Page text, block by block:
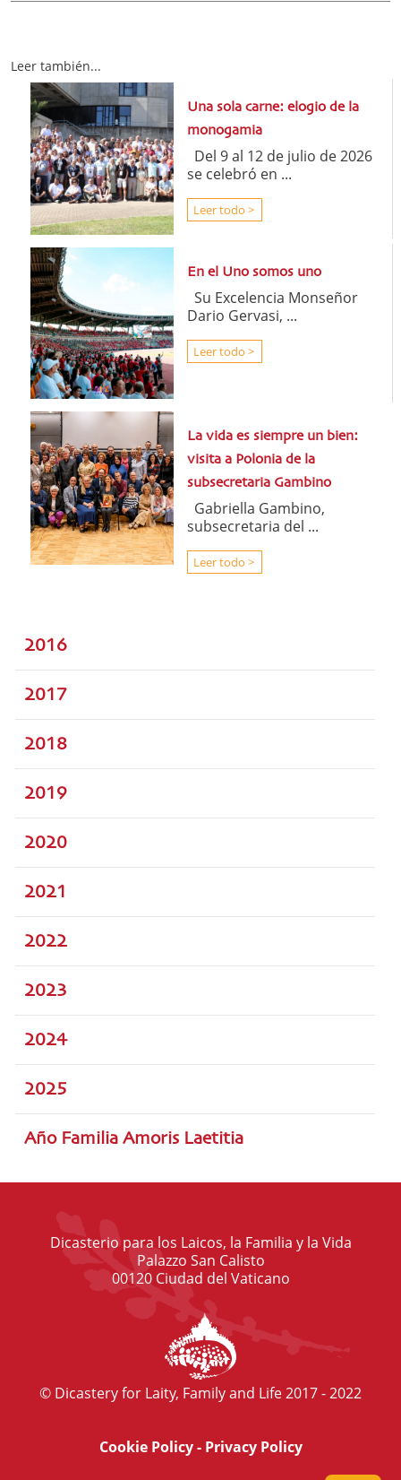
Leer también...
Una sola carne: elogio de la
monogamia
Del 9 al 12 de julio de 2026
se celebró en ...
Leer todo >
En el Uno somos uno
Su Excelencia Monseñor
Dario Gervasi, ...
Leer todo >
La vida es siempre un bien:
visita a Polonia de la
subsecretaria Gambino
Gabriella Gambino,
subsecretaria del ...
Leer todo >
2016
2017
2018
2019
2020
2021
2022
2023
2024
2025
Año Familia Amoris Laetitia
Dicasterio para los Laicos, la Familia y la Vida
Palazzo San Calisto
00120 Ciudad del Vaticano
© Dicastery for Laity, Family and Life 2017 - 2022
Cookie Policy- Privacy Policy